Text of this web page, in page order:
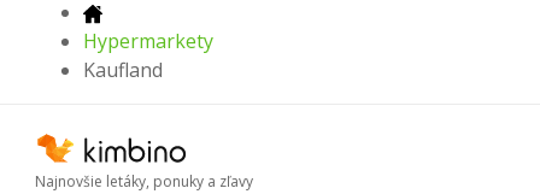
Hypermarkety
Kaufland
Najnovšie letáky, ponuky a zľavy